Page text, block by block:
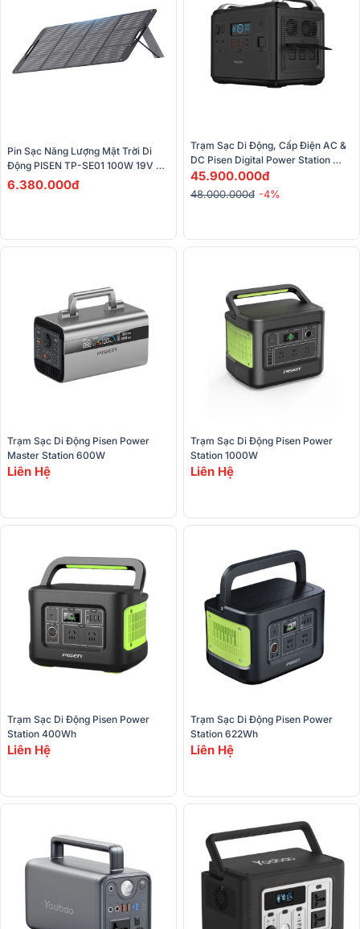
Pin Sạc Năng Lượng Mặt Trời Di
Động PISEN TP-SE01 100W 19V
For 2000W
6.380.000đ
Trạm Sạc Di Động, Cấp Điện AC &
DC Pisen Digital Power Station
2000W LiFePO4
45.900.000đ
48.000.000đ -4%
Trạm Sạc Di Động Pisen Power
Master Station 600W
Liên Hệ
Trạm Sạc Di Động Pisen Power
Station 1000W
Liên Hệ
Trạm Sạc Di Động Pisen Power
Station 400Wh
Liên Hệ
Trạm Sạc Di Động Pisen Power
Station 622Wh
Liên Hệ